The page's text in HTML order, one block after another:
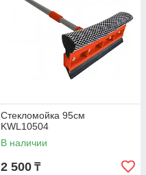
Стекломойка 95см
KWL10504
В наличии
2 500 ₸